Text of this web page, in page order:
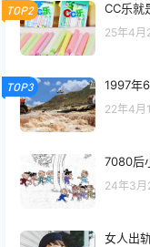
TOP2 CC乐就
25年4月
TOP3 1997年
22年4月
7080后
24年3月
女人出